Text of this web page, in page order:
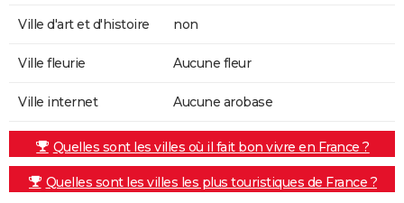
Ville d'art et d'histoire non
Ville fleurie Aucune fleur
Ville internet Aucune arobase
Quelles sont les villes où il fait bon vivre en France ?
Quelles sont les villes les plus touristiques de France ?